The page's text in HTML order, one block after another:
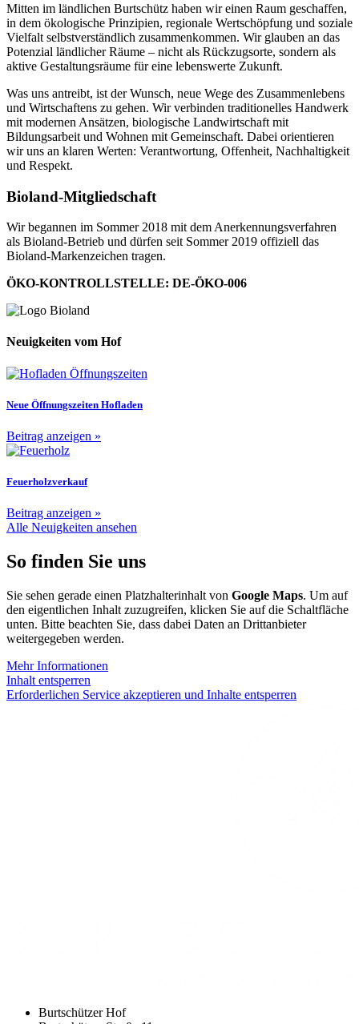
Mitten im ländlichen Burtschütz haben wir einen Raum geschaffen,
in dem ökologische Prinzipien, regionale Wertschöpfung und soziale
Vielfalt selbstverständlich zusammenkommen. Wir glauben an das
Potenzial ländlicher Räume – nicht als Rückzugsorte, sondern als
aktive Gestaltungsräume für eine lebenswerte Zukunft.
Was uns antreibt, ist der Wunsch, neue Wege des Zusammenlebens
und Wirtschaftens zu gehen. Wir verbinden traditionelles Handwerk
mit modernen Ansätzen, biologische Landwirtschaft mit
Bildungsarbeit und Wohnen mit Gemeinschaft. Dabei orientieren
wir uns an klaren Werten: Verantwortung, Offenheit, Nachhaltigkeit
und Respekt.
Bioland-Mitgliedschaft
Wir begannen im Sommer 2018 mit dem Anerkennungsverfahren
als Bioland-Betrieb und dürfen seit Sommer 2019 offiziell das
Bioland-Markenzeichen tragen.
ÖKO-KONTROLLSTELLE: DE-ÖKO-006
Neuigkeiten vom Hof
Neue Öffnungszeiten Hofladen
Beitrag anzeigen »
Feuerholzverkauf
Beitrag anzeigen »
Alle Neuigkeiten ansehen
So finden Sie uns
Sie sehen gerade einen Platzhalterinhalt von Google Maps. Um auf
den eigentlichen Inhalt zuzugreifen, klicken Sie auf die Schaltfläche
unten. Bitte beachten Sie, dass dabei Daten an Drittanbieter
weitergegeben werden.
Mehr Informationen
Inhalt entsperren
Erforderlichen Service akzeptieren und Inhalte entsperren
Burtschützer Hof